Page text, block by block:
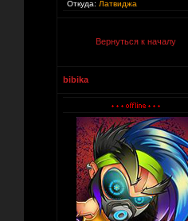
Откуда: Латвиджа
Вернуться к началу
bibika